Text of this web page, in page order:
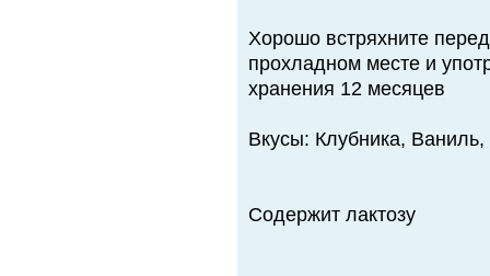
Хорошо встряхните
прохладном месте и
хранения 12 месяцев
Вкусы: Клубника,
Содержит лактозу